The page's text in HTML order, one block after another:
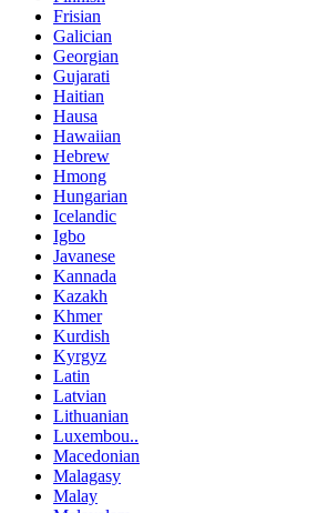
Frisian
Galician
Georgian
Gujarati
Haitian
Hausa
Hawaiian
Hebrew
Hmong
Hungarian
Icelandic
Igbo
Javanese
Kannada
Kazakh
Khmer
Kurdish
Kyrgyz
Latin
Latvian
Lithuanian
Luxembou..
Macedonian
Malagasy
Malay